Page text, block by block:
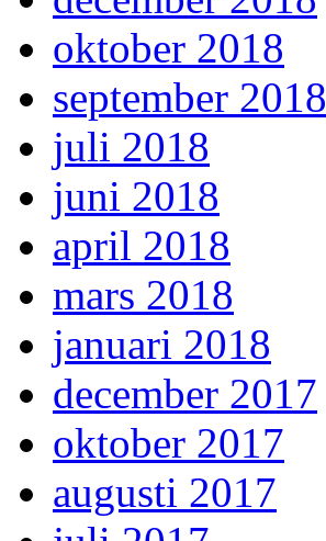
oktober 2018
september 2018
juli 2018
juni 2018
april 2018
mars 2018
januari 2018
december 2017
oktober 2017
augusti 2017